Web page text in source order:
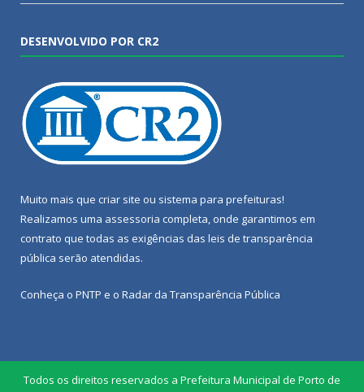
DESENVOLVIDO POR CR2
Muito mais que criar site ou sistema para prefeituras!
Realizamos uma assessoria completa, onde garantimos em
contrato que todas as exigências das leis de transparência
pública serão atendidas.
Conheça o PNTP e o Radar da Transparência Pública
Todos os direitos reservados a Prefeitura Municipal de Porto de